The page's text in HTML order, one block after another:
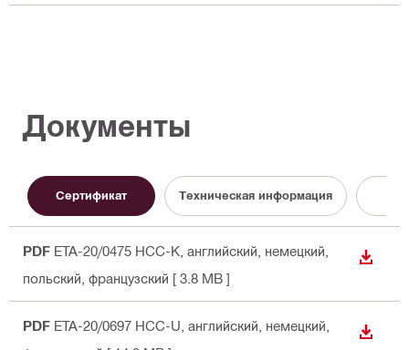
Документы
Сертификат Техническая информация
PDF ETA-20/0475 HCC-K , английский, немецкий,
польский, французский [ 3.8 MB ]
PDF ETA-20/0697 HCC-U , английский, немецкий,